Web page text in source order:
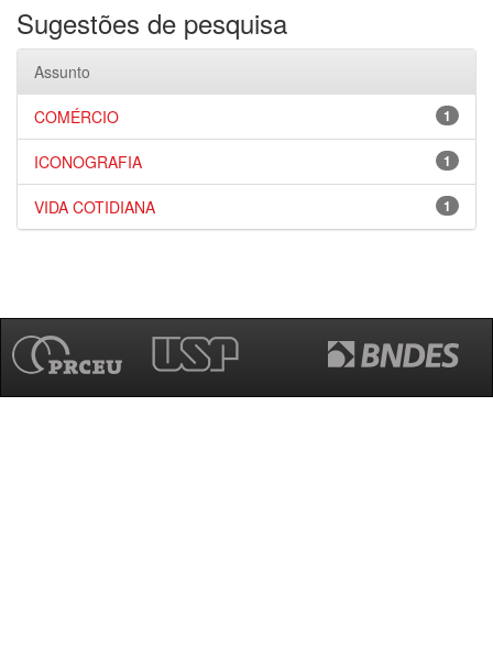
Sugestões de pesquisa
Assunto
1
COMÉRCIO
1
ICONOGRAFIA
1
VIDA COTIDIANA